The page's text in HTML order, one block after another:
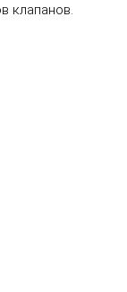
клапанов.